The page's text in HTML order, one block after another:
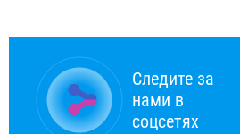
Следите за
нами в
соцсетях